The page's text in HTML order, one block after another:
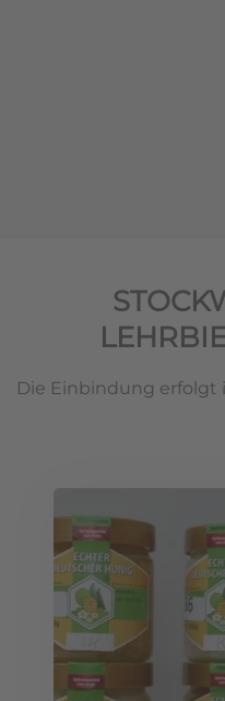
Die Einbindung erfolgt